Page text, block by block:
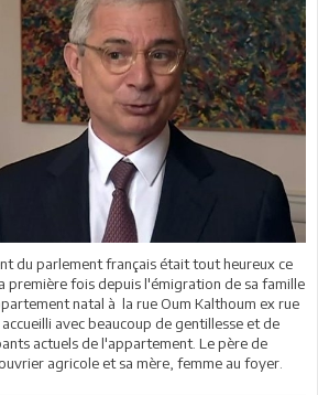
du parlement français était tout heureux ce
première fois depuis l'émigration de sa famille
natal à la rue Oum Kalthoum ex rue
avec beaucoup de gentillesse et de
actuels de l'appartement. Le père de
agricole et sa mère, femme au foyer.